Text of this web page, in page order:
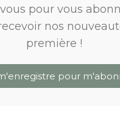
pour vous
nos
première !
pour